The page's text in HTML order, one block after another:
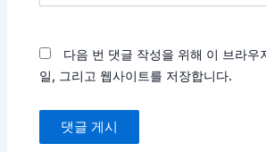
다음 번 댓글 작성을 위해 이 브라우
일, 그리고 웹사이트를 저장합니다.